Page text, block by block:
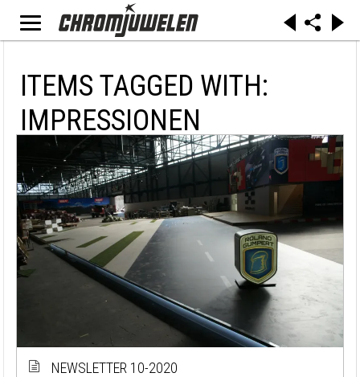
ITEMS TAGGED WITH:
IMPRESSIONEN
NEWSLETTER 10-2020